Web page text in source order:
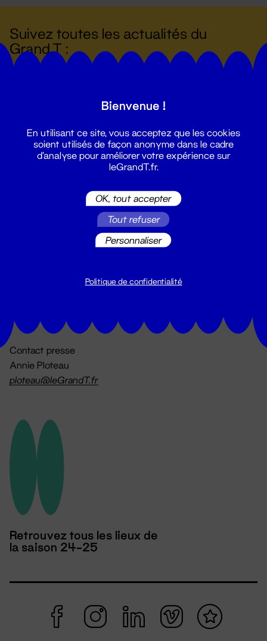
Suivez toutes les actualités du
Grand T :
billetterie@leGrandT.fr
Contact presse
Annie Ploteau
ploteau@leGrandT.fr
Retrouvez tous les lieux de
la saison 24-25
Bienvenue !
En utilisant ce site, vous acceptez que les cookies
soient utilisés de façon anonyme dans le cadre
d'analyse pour améliorer votre expérience sur
leGrandT.fr.
OK, tout accepter
Tout refuser
Personnaliser
Politique de confidentialité